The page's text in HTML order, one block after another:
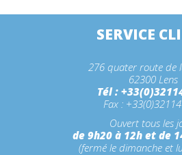
SERVICE
276 quater route de
62300 Lens
Tél :
Fax :
Ouvert tous les
de 9h20 à 12h et de
(fermé le dimanche et